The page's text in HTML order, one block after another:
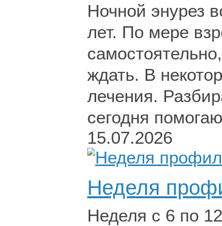
Ночной энурез
лет. По мере
ждать. В
лечения.
сегодня
15.07.2026
Неделя
Неделя с 6 по